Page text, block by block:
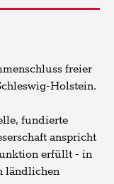
freier
Holstein.
fundierte
anspricht
erfüllt - in
ländlichen